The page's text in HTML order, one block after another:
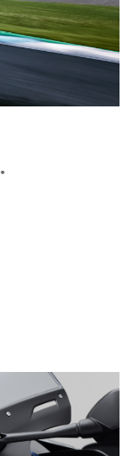
。